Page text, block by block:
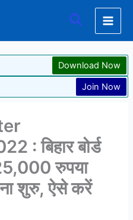
Search
Download Now
Join Now
: बिहार बोर्ड
25,000 रुपया
शुरु, ऐसे करें